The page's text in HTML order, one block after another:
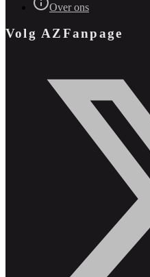
Over ons
Volg AZFanpage